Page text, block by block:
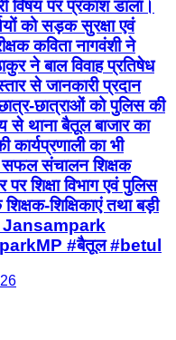
विषय पर प्रकाश डाला।
को सड़क सुरक्षा एवं
कविता नागवंशी ने
ने बाल विवाह प्रतिषेध
से जानकारी प्रदान
छात्राओं को पुलिस की
से थाना बैतूल बाजार का
का भी
सफल संचालन शिक्षक
शिक्षा विभाग एवं पुलिस
शिक्षिकाएं तथा बड़ी
Jansampark
#बैतूल #betul